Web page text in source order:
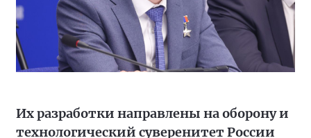
Их разработки направлены на оборону и
технологический суверенитет России